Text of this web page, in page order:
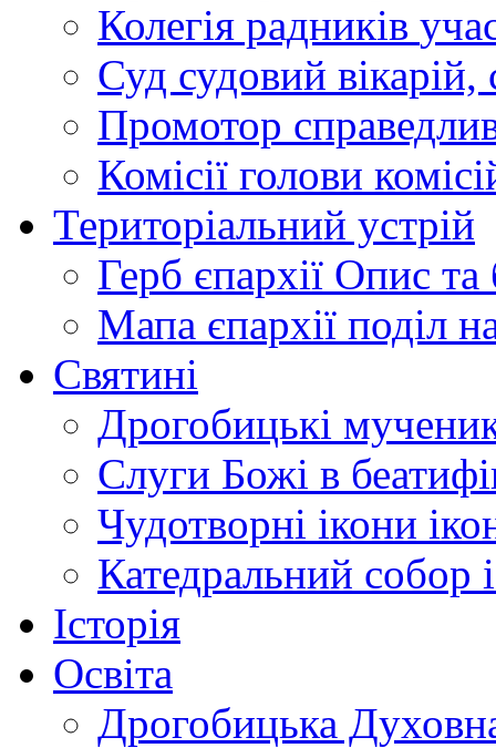
Колегія радників
Суд судовий вікарій,
Промотор
Комісії голови
Територіальний устрій
Герб єпархії Опис та
Мапа єпархії поділ
Святині
Дрогобицькі
Слуги Божі в
Чудотворні ікони
Катедральний собор
Історія
Освіта
Дрогобицька